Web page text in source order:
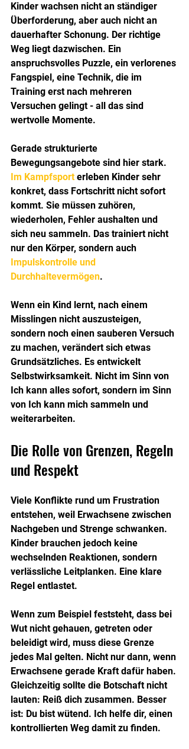
Kinder wachsen nicht an ständiger
Überforderung, aber auch nicht an
dauerhafter Schonung. Der richtige
Weg liegt dazwischen. Ein
anspruchsvolles Puzzle, ein verlorenes
Fangspiel, eine Technik, die im
Training erst nach mehreren
Versuchen gelingt - all das sind
wertvolle Momente.
Gerade strukturierte
Bewegungsangebote sind hier stark.
Im Kampfsport erleben Kinder sehr
konkret, dass Fortschritt nicht sofort
kommt. Sie müssen zuhören,
wiederholen, Fehler aushalten und
sich neu sammeln. Das trainiert nicht
nur den Körper, sondern auch
Impulskontrolle und
Durchhaltevermögen.
Wenn ein Kind lernt, nach einem
Misslingen nicht auszusteigen,
sondern noch einen sauberen Versuch
zu machen, verändert sich etwas
Grundsätzliches. Es entwickelt
Selbstwirksamkeit. Nicht im Sinn von
Ich kann alles sofort, sondern im Sinn
von Ich kann mich sammeln und
weiterarbeiten.
Die Rolle von Grenzen, Regeln
und Respekt
Viele Konflikte rund um Frustration
entstehen, weil Erwachsene zwischen
Nachgeben und Strenge schwanken.
Kinder brauchen jedoch keine
wechselnden Reaktionen, sondern
verlässliche Leitplanken. Eine klare
Regel entlastet.
Wenn zum Beispiel feststeht, dass bei
Wut nicht gehauen, getreten oder
beleidigt wird, muss diese Grenze
jedes Mal gelten. Nicht nur dann, wenn
Erwachsene gerade Kraft dafür haben.
Gleichzeitig sollte die Botschaft nicht
lauten: Reiß dich zusammen. Besser
ist: Du bist wütend. Ich helfe dir, einen
kontrollierten Weg damit zu finden.